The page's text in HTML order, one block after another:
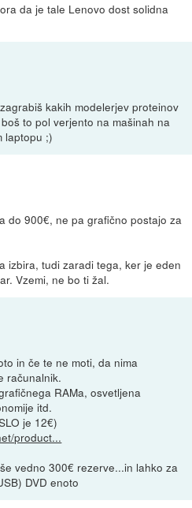
da je tale Lenovo dost solidna
kakih modelerjev proteinov
to pol verjento na mašinah na
laptopu ;)
do 900€, ne pa grafično postajo za
izbira, tudi zaradi tega, ker je eden
Vzemi, ne bo ti žal.
in če te ne moti, da nima
računalnik.
RAMa, osvetljena
itd.
je 12€)
product...
vedno 300€ rezerve...in lahko za
DVD enoto